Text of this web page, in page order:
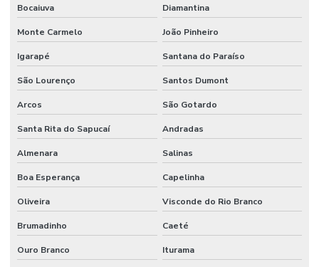
Sistema de sprinkler
Sistema de supressão de incêndio
Sistemas de incêndio
Terraplenagem industrial
Tubulação de agua industrial
Tubulação para coifa industrial
Tubulação hidraulica industrial
Valor de projeto de combate a incêndio
Bocaiuva Diamantina
Monte Carmelo João Pinheiro
Igarapé Santana do Paraíso
São Lourenço Santos Dumont
Arcos São Gotardo
Santa Rita do Sapucaí Andradas
Almenara Salinas
Boa Esperança Capelinha
Oliveira Visconde do Rio Branco
Brumadinho Caeté
Ouro Branco Iturama